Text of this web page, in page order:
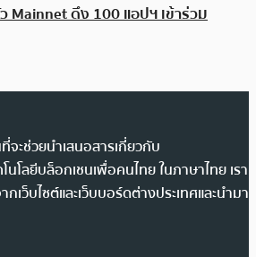
Mainnet ดึง 100 แอปฯ เข้าร่วม
ะช่วยนำเสนอสารเกี่ยวกับ
นโลยีบล็อกเชนเพื่อคนไทย ในภาษาไทย เรา
ว็บไซต์และเว็บบอร์ดต่างประเทศและนำมา